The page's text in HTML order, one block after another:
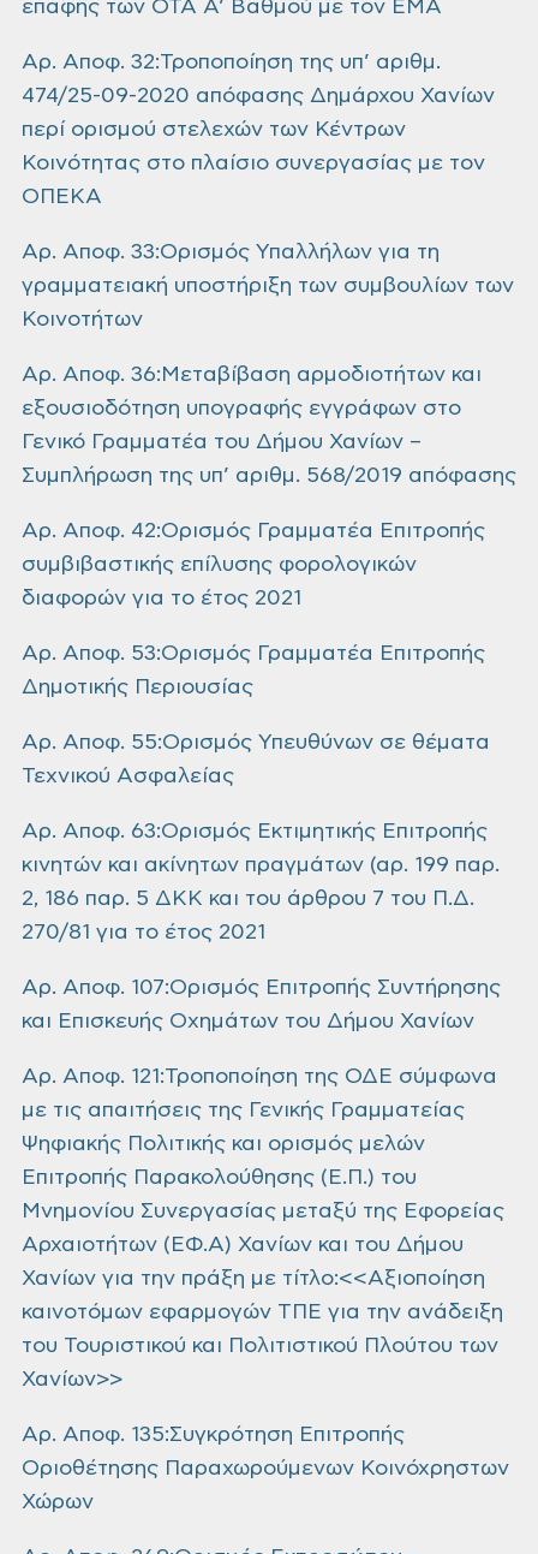
επαφής των ΟΤΑ Α’ Βαθμού με τον ΕΜΑ
Αρ. Αποφ. 32:Τροποποίηση της υπ’ αριθμ.
474/25-09-2020 απόφασης Δημάρχου Χανίων
περί ορισμού στελεχών των Κέντρων
Κοινότητας στο πλαίσιο συνεργασίας με τον
ΟΠΕΚΑ
Αρ. Αποφ. 33:Ορισμός Υπαλλήλων για τη
γραμματειακή υποστήριξη των συμβουλίων των
Κοινοτήτων
Αρ. Αποφ. 36:Μεταβίβαση αρμοδιοτήτων και
εξουσιοδότηση υπογραφής εγγράφων στο
Γενικό Γραμματέα του Δήμου Χανίων –
Συμπλήρωση της υπ’ αριθμ. 568/2019 απόφασης
Αρ. Αποφ. 42:Ορισμός Γραμματέα Επιτροπής
συμβιβαστικής επίλυσης φορολογικών
διαφορών για το έτος 2021
Αρ. Αποφ. 53:Ορισμός Γραμματέα Επιτροπής
Δημοτικής Περιουσίας
Αρ. Αποφ. 55:Ορισμός Υπευθύνων σε θέματα
Τεχνικού Ασφαλείας
Αρ. Αποφ. 63:Ορισμός Εκτιμητικής Επιτροπής
κινητών και ακίνητων πραγμάτων (αρ. 199 παρ.
2, 186 παρ. 5 ΔΚΚ και του άρθρου 7 του Π.Δ.
270/81 για το έτος 2021
Αρ. Αποφ. 107:Ορισμός Επιτροπής Συντήρησης
και Επισκευής Οχημάτων του Δήμου Χανίων
Αρ. Αποφ. 121:Τροποποίηση της ΟΔΕ σύμφωνα
με τις απαιτήσεις της Γενικής Γραμματείας
Ψηφιακής Πολιτικής και ορισμός μελών
Επιτροπής Παρακολούθησης (Ε.Π.) του
Μνημονίου Συνεργασίας μεταξύ της Εφορείας
Αρχαιοτήτων (ΕΦ.Α) Χανίων και του Δήμου
Χανίων για την πράξη με τίτλο:<<Αξιοποίηση
καινοτόμων εφαρμογών ΤΠΕ για την ανάδειξη
του Τουριστικού και Πολιτιστικού Πλούτου των
Χανίων>>
Αρ. Αποφ. 135:Συγκρότηση Επιτροπής
Οριοθέτησης Παραχωρούμενων Κοινόχρηστων
Χώρων